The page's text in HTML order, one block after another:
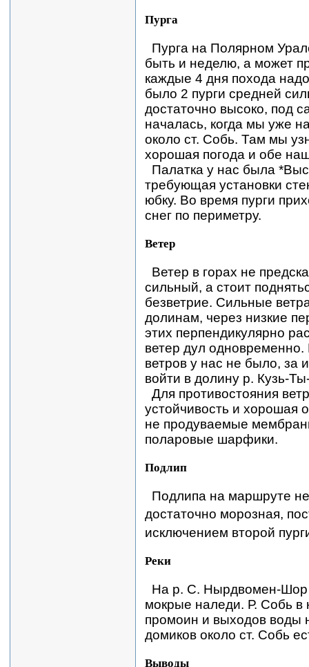
Пурга
Пурга на Полярном
быть и неделю, а может
каждые 4 дня похода
было 2 пурги средней
достаточно высоко, под
началась, когда мы уже
около ст. Собь. Там мы
хорошая погода и обе
Палатка у нас была
требующая установки
юбку. Во время пурги
снег по периметру.
Ветер
Ветер в горах не
сильный, а стоит
безветрие. Сильные
долинам, через низкие
этих перпендикулярно
ветер дул
ветров у нас не было, за
войти в долину р. Кузь-
Для противостояния
устойчивость и хорошая
не продуваемые
поларовые шарфики.
Подлип
Подлипа на маршруте
достаточно морозная,
исключением второй
Реки
На р. С. Нырдвомен-Шор
мокрые наледи. Р. Собь
промоин и выходов воды
домиков около ст. Собь
Выводы